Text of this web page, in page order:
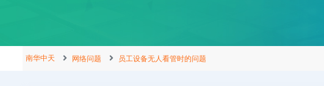
南华中天 网络问题 员工设备无人看管时的问题